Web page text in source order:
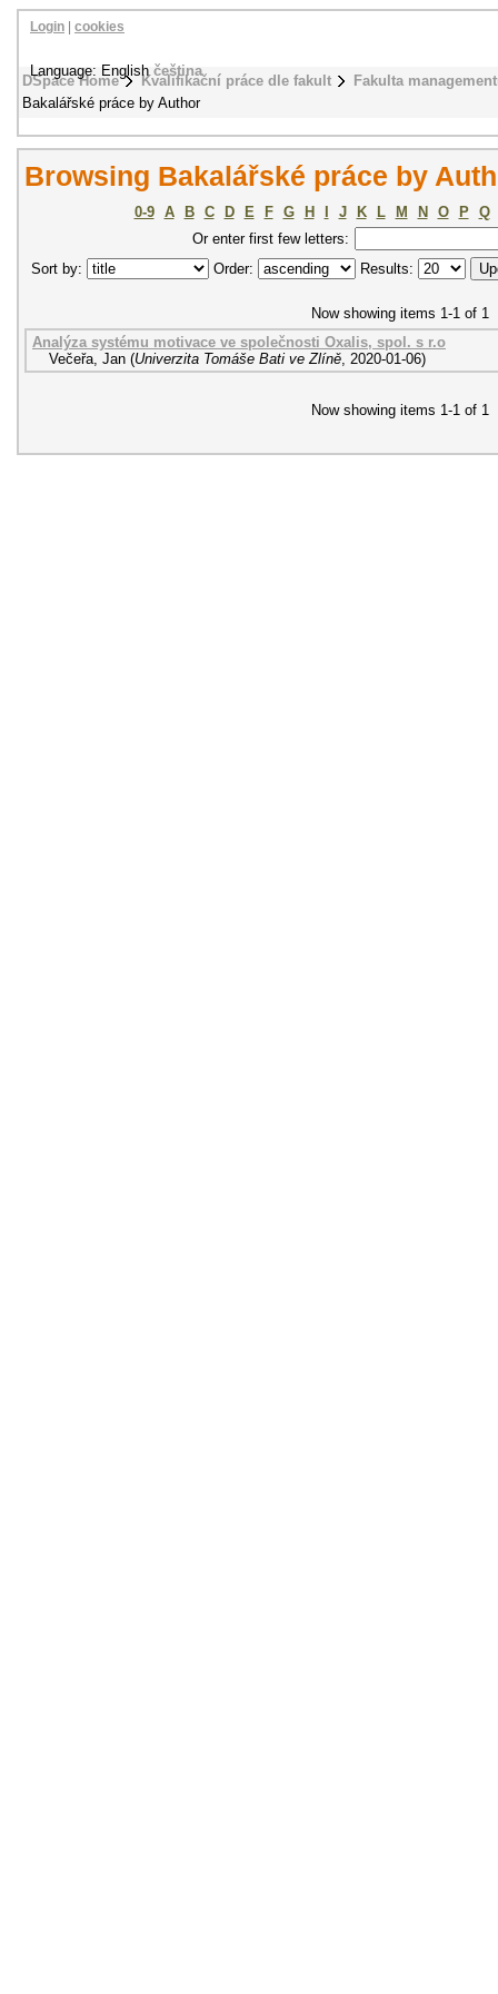
DSpace Home Kvalifikační práce dle fakult
Fakulta
Bakalářské práce by Author
Login cookies
Language: Englishčeština
Browsing Bakalářské práce by
0-9 A B C D E F G H J K L M N O P
Q
Or enter first few letters:
Sort by:
Order: Results:
Now showing items 1-1 of 1
Analýza systému motivace ve společnosti Oxalis, spol. s r.o
Večeřa, Jan (Univerzita Tomáše Bati ve Zlíně, 2020-01-06)
Now showing items 1-1 of 1